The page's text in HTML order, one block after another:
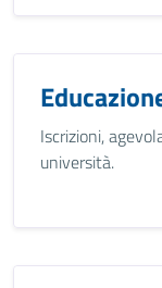
Iscrizioni,
università.